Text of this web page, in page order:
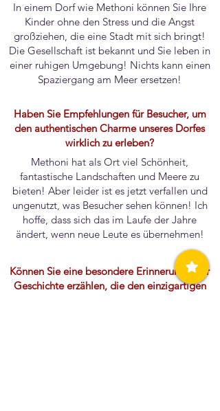
In einem Dorf wie Methoni können Sie Ihre
Kinder ohne den Stress und die Angst
großziehen, die eine Stadt mit sich bringt!
Die Gesellschaft ist bekannt und Sie leben in
einer ruhigen Umgebung! Nichts kann einen
Spaziergang am Meer ersetzen!
Haben Sie Empfehlungen für Besucher, um
den authentischen Charme unseres Dorfes
wirklich zu erleben?
Methoni hat als Ort viel Schönheit,
fantastische Landschaften und Meere zu
bieten! Aber leider ist es jetzt verfallen und
ungenutzt, was Besucher sehen können! Ich
hoffe, dass sich das im Laufe der Jahre
ändert, wenn neue Leute es übernehmen!
Können Sie eine besondere Erinnerung oder
Geschichte erzählen, die den einzigartigen